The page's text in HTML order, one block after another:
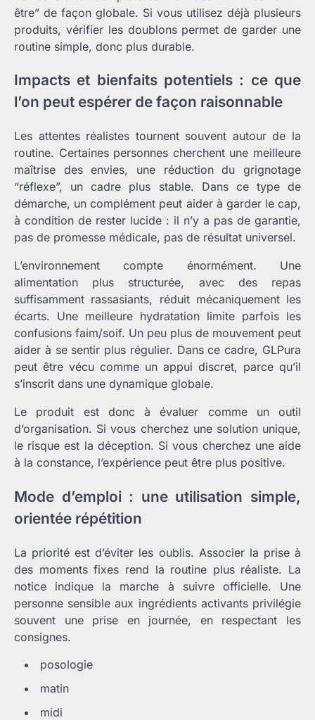
être” de façon globale. Si vous utilisez déjà plusieurs
produits, vérifier les doublons permet de garder une
routine simple, donc plus durable.
Impacts et bienfaits potentiels : ce que
l’on peut espérer de façon raisonnable
Les attentes réalistes tournent souvent autour de la
routine. Certaines personnes cherchent une meilleure
maîtrise des envies, une réduction du grignotage
“réflexe”, un cadre plus stable. Dans ce type de
démarche, un complément peut aider à garder le cap,
à condition de rester lucide : il n’y a pas de garantie,
pas de promesse médicale, pas de résultat universel.
L’environnement compte énormément. Une
alimentation plus structurée, avec des repas
suffisamment rassasiants, réduit mécaniquement les
écarts. Une meilleure hydratation limite parfois les
confusions faim/soif. Un peu plus de mouvement peut
aider à se sentir plus régulier. Dans ce cadre, GLPura
peut être vécu comme un appui discret, parce qu’il
s’inscrit dans une dynamique globale.
Le produit est donc à évaluer comme un outil
d’organisation. Si vous cherchez une solution unique,
le risque est la déception. Si vous cherchez une aide
à la constance, l’expérience peut être plus positive.
Mode d’emploi : une utilisation simple,
orientée répétition
La priorité est d’éviter les oublis. Associer la prise à
des moments fixes rend la routine plus réaliste. La
notice indique la marche à suivre officielle. Une
personne sensible aux ingrédients activants privilégie
souvent une prise en journée, en respectant les
consignes.
posologie
matin
midi